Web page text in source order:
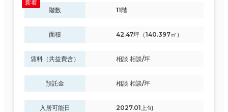
階数 11階
面積 42.47坪（140.397㎡）
賃料（共益費含） 相談 相談/坪
預託金 相談 相談/坪
入居可能日 2027.01上旬
エリアを追加・変更する
横浜市 (763)
駅徒歩
3分以内